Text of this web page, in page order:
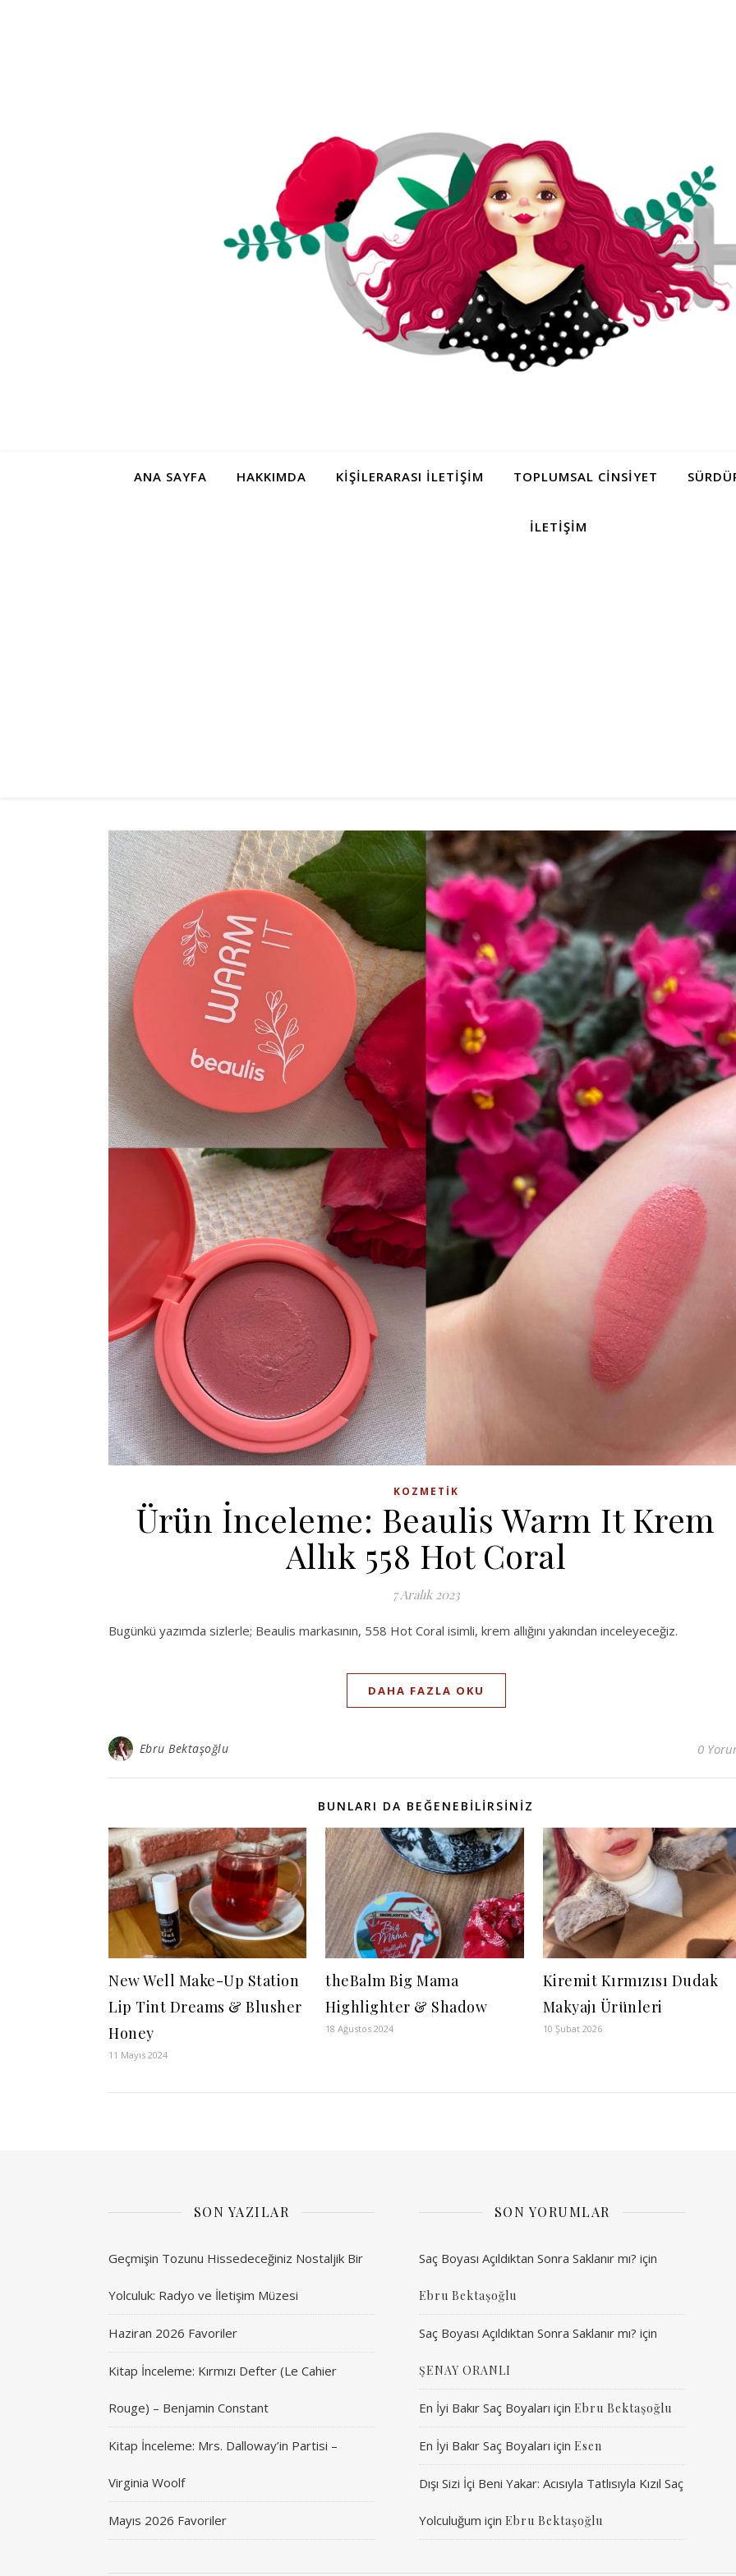
ANA SAYFA HAKKIMDA KIŞILERARASI İLETIŞIM TOPLUMSAL CINSIYET
İLETIŞIM
KOZMETIK
Ürün İnceleme: Beaulis Warm It Krem
Allık 558 Hot Coral
7 Aralık 2023
Bugünkü yazımda sizlerle; Beaulis markasının, 558 Hot Coral isimli, krem allığını yakından inceleyeceğiz.
DAHA FAZLA OKU
Ebru Bektaşoğlu 0
BUNLARI DA BEĞENEBILIRSINIZ
New Well Make-Up Station
Lip Tint Dreams & Blusher
Honey
11 Mayıs 2024
theBalm Big Mama
Highlighter & Shadow
18 Ağustos 2024
Kiremit Kırmızısı Dudak
Makyajı Ürünleri
10 Şubat 2026
SON YAZILAR
Geçmişin Tozunu Hissedeceğiniz Nostaljik Bir
Yolculuk: Radyo ve İletişim Müzesi
Haziran 2026 Favoriler
Kitap İnceleme: Kırmızı Defter (Le Cahier
Rouge) – Benjamin Constant
Kitap İnceleme: Mrs. Dalloway’in Partisi –
Virginia Woolf
Mayıs 2026 Favoriler
SON YORUMLAR
Saç Boyası Açıldıktan Sonra Saklanır mı? için
Ebru Bektaşoğlu
Saç Boyası Açıldıktan Sonra Saklanır mı? için
ŞENAY ORANLI
En İyi Bakır Saç Boyaları için Ebru Bektaşoğlu
En İyi Bakır Saç Boyaları için Esen
Dışı Sizi İçi Beni Yakar: Acısıyla Tatlısıyla Kızıl Saç
Yolculuğum için Ebru Bektaşoğlu